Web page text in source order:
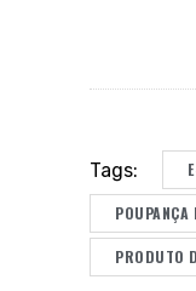
Tags:
POUPANÇA
PRODUTO